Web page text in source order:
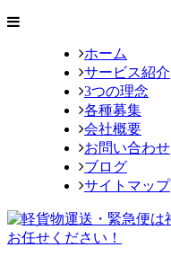
ホーム
サービス紹介
3つの理念
各種募集
会社概要
お問い合わせ
ブログ
サイトマップ